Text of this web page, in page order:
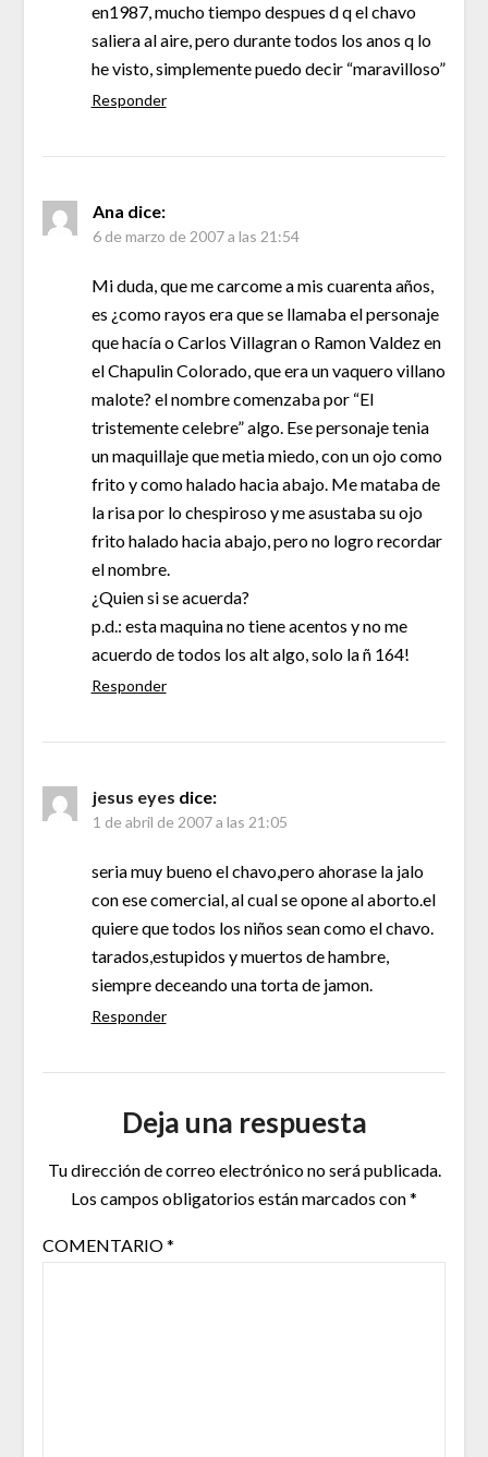
en1987, mucho tiempo despues d q el chavo
saliera al aire, pero durante todos los anos q lo
he visto, simplemente puedo decir “maravilloso”
Responder
Ana dice:
6 de marzo de 2007 a las 21:54
Mi duda, que me carcome a mis cuarenta años,
es ¿como rayos era que se llamaba el personaje
que hacía o Carlos Villagran o Ramon Valdez en
el Chapulin Colorado, que era un vaquero villano
malote? el nombre comenzaba por “El
tristemente celebre” algo. Ese personaje tenia
un maquillaje que metia miedo, con un ojo como
frito y como halado hacia abajo. Me mataba de
la risa por lo chespiroso y me asustaba su ojo
frito halado hacia abajo, pero no logro recordar
el nombre.
¿Quien si se acuerda?
p.d.: esta maquina no tiene acentos y no me
acuerdo de todos los alt algo, solo la ñ 164!
Responder
jesus eyes dice:
1 de abril de 2007 a las 21:05
seria muy bueno el chavo,pero ahorase la jalo
con ese comercial, al cual se opone al aborto.el
quiere que todos los niños sean como el chavo.
tarados,estupidos y muertos de hambre,
siempre deceando una torta de jamon.
Responder
Deja una respuesta
Tu dirección de correo electrónico no será publicada.
Los campos obligatorios están marcados con*
COMENTARIO*